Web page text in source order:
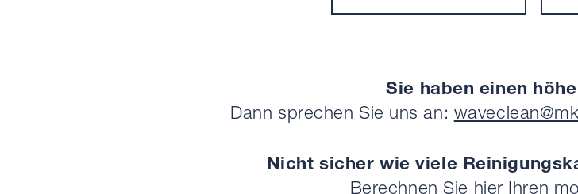
Sie haben einen
Dann sprechen Sie uns an:
Nicht sicher wie viele
Berechnen Sie hier Ihren